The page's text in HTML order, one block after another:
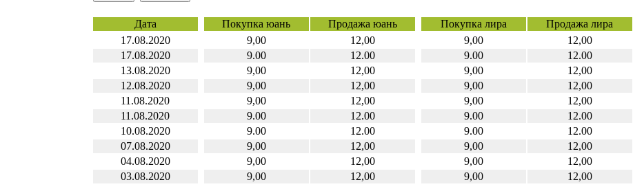
Дата Покупка юань Продажа юань Покупка лира
Продажа лира
17.08.2020
9,00 12,00 9,00
12,00
17.08.2020
9.00 12.00 9.00
12.00
13.08.2020
9,00 12,00 9,00
12,00
12.08.2020
9,00 12,00 9,00
12,00
11.08.2020
9,00 12,00 9,00
12,00
11.08.2020
9.00 12.00 9.00
12.00
10.08.2020
9.00 12.00 9.00
12.00
07.08.2020
9,00 12,00 9,00
12,00
04.08.2020
9,00 12,00 9,00
12,00
03.08.2020
9,00 12,00 9,00 12,00